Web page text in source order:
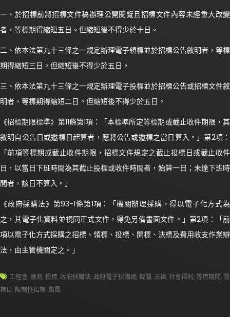
一、於招標前將招標文件稿辦理公開閱覽且招標文件內容未經重大改變
者，等標期得縮短五日。但縮短後不得少於十日。
二、依本法第九十三條之一規定辦理電子領標並於招標公告敘明者，等標
期得縮短三日。但縮短後不得少於五日。
三、依本法第九十三條之一規定辦理電子投標並於招標公告或招標文件敘
明者，等標期得縮短二日。但縮短後不得少於五日。
《招標期限標準》第11條第1項：「本標準所定等標期或截止收件期限，其
敘明自公告日或邀標日起算者，應將公告或邀標之當日算入。」第2項：
「前項等標期或截止收件期限，招標文件規定之截止投標日或截止收件
日，以當日下班時間為其截止投標或收件時間者，始算一日；未達下班時
間者，該日不算入。」
《政府採購法》第93-1條第1項：「機關辦理採購，得以電子化方式為
之，其電子化資料並視同正式文件，得免另備書面文件。」第2項：「前
項以電子化方式採購之招標、領標、投標、開標、決標及費用收支作業辦
法，由主管機關定之。」
工程會,廠商,投標,政府採購法,政府電子採購網,機關, 法律,社會福利 , 等標期間, 開
標日, 限制性招標,颱風